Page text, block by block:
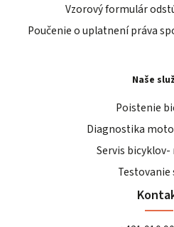
Vzorový formulár
Poučenie o uplatnení práva
Naše
Poistenie
Diagnostika
Servis bicyklov-
Testovanie